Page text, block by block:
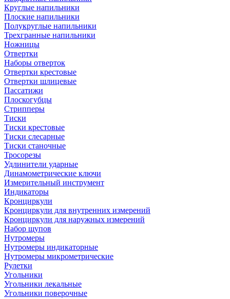
Круглые напильники
Плоские напильники
Полукруглые напильники
Трехгранные напильники
Ножницы
Отвертки
Наборы отверток
Отвертки крестовые
Отвертки шлицевые
Пассатижи
Плоскогубцы
Стрипперы
Тиски
Тиски крестовые
Тиски слесарные
Тиски станочные
Тросорезы
Удлинители ударные
Динамометрические ключи
Измерительный инструмент
Индикаторы
Кронциркули
Кронциркули для внутренних измерений
Кронциркули для наружных измерений
Набор щупов
Нутромеры
Нутромеры индикаторные
Нутромеры микрометрические
Рулетки
Угольники
Угольники лекальные
Угольники поверочные